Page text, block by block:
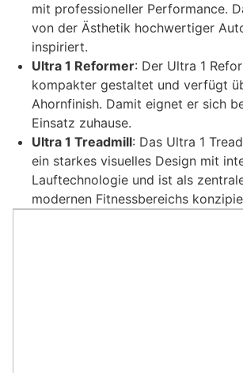
mit professioneller Performance.
von der Ästhetik hochwertiger
inspiriert.
Ultra 1 Reformer: Der Ultra 1
kompakter gestaltet und verfügt
Ahornfinish. Damit eignet er sich
Einsatz zuhause.
Ultra 1 Treadmill: Das Ultra 1
ein starkes visuelles Design mit
Lauftechnologie und ist als
modernen Fitnessbereichs